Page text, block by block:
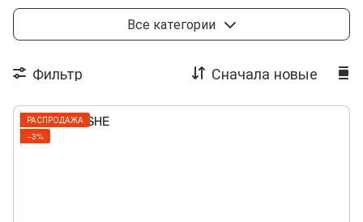
Мужские с поляризацией Женские с поляризацией
Все категории
Фильтр Сначала новые
РАСПРОДАЖА
−3%